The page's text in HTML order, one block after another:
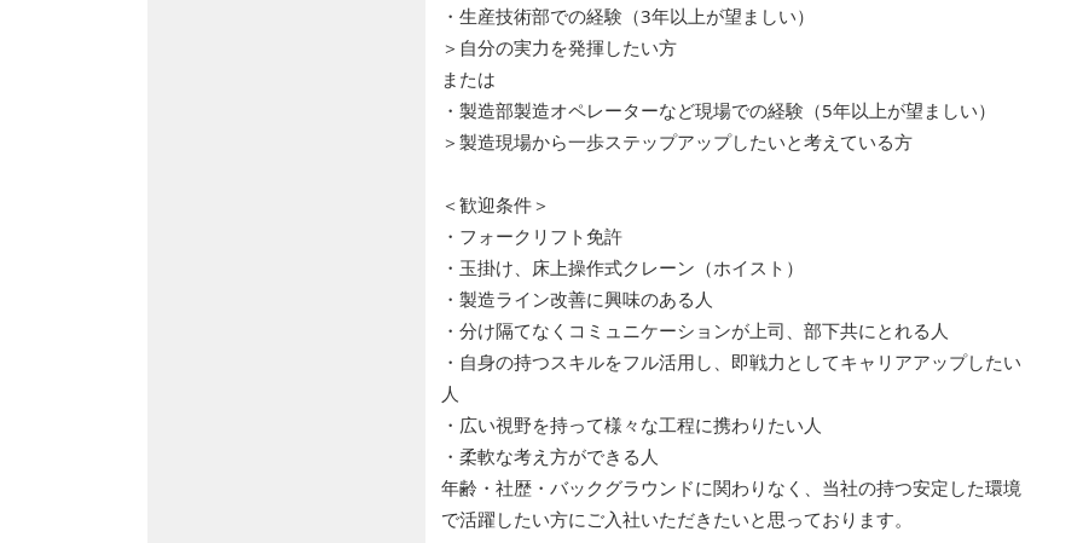
・生産技術部での経験（3年以上が望ましい）
＞自分の実力を発揮したい方
または
・製造部製造オペレーターなど現場での経験（5年以上が望ましい）
＞製造現場から一歩ステップアップしたいと考えている方
＜歓迎条件＞
・フォークリフト免許
・玉掛け、床上操作式クレーン（ホイスト）
・製造ライン改善に興味のある人
・分け隔てなくコミュニケーションが上司、部下共にとれる人
・自身の持つスキルをフル活用し、即戦力としてキャリアアップしたい
人
・広い視野を持って様々な工程に携わりたい人
・柔軟な考え方ができる人
年齢・社歴・バックグラウンドに関わりなく、当社の持つ安定した環境
で活躍したい方にご入社いただきたいと思っております。